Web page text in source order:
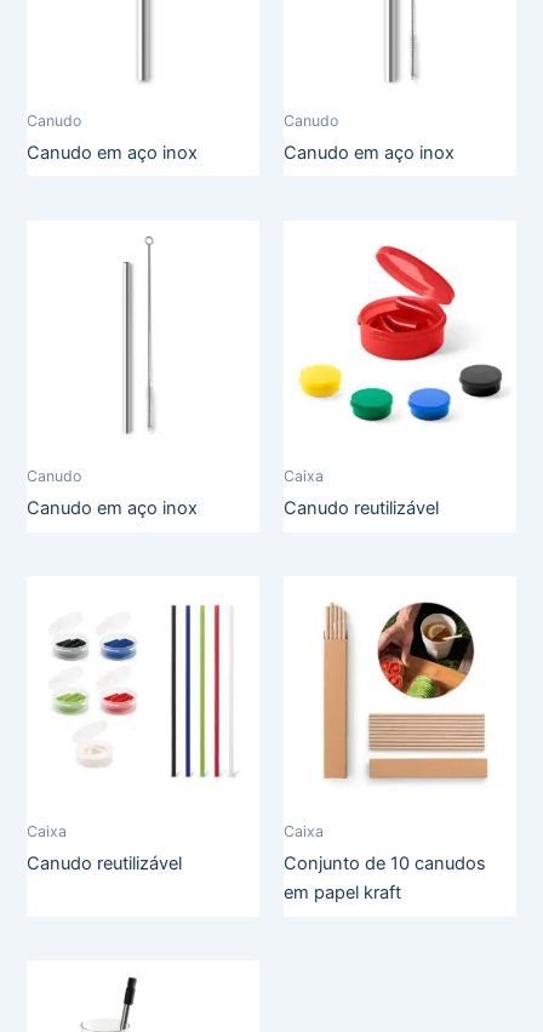
Canudo
Canudo em aço inox
Canudo
Canudo em aço inox
Canudo
Canudo em aço inox
Caixa
Canudo reutilizável
Caixa
Canudo reutilizável
Caixa
Conjunto de 10 canudos
em papel kraft